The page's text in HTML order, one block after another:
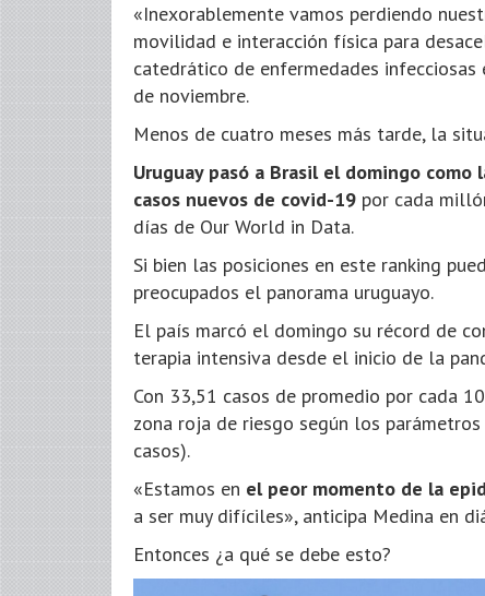
«Inexorablemente vamos perdiendo
movilidad e interacción física para
catedrático de enfermedades
de noviembre.
Menos de cuatro meses más tarde, la
Uruguay pasó a Brasil el domingo
casos nuevos de covid-19 por cada
días de Our World in Data.
Si bien las posiciones en este ranking
preocupados el panorama uruguayo.
El país marcó el domingo su récord de
terapia intensiva desde el inicio de la
Con 33,51 casos de promedio por cada
zona roja de riesgo según los
casos).
«Estamos en el peor momento de la
a ser muy difíciles», anticipa Medina en
Entonces ¿a qué se debe esto?